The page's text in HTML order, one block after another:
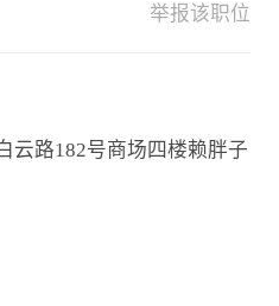
举报该职位
云路182号商场四楼赖胖子